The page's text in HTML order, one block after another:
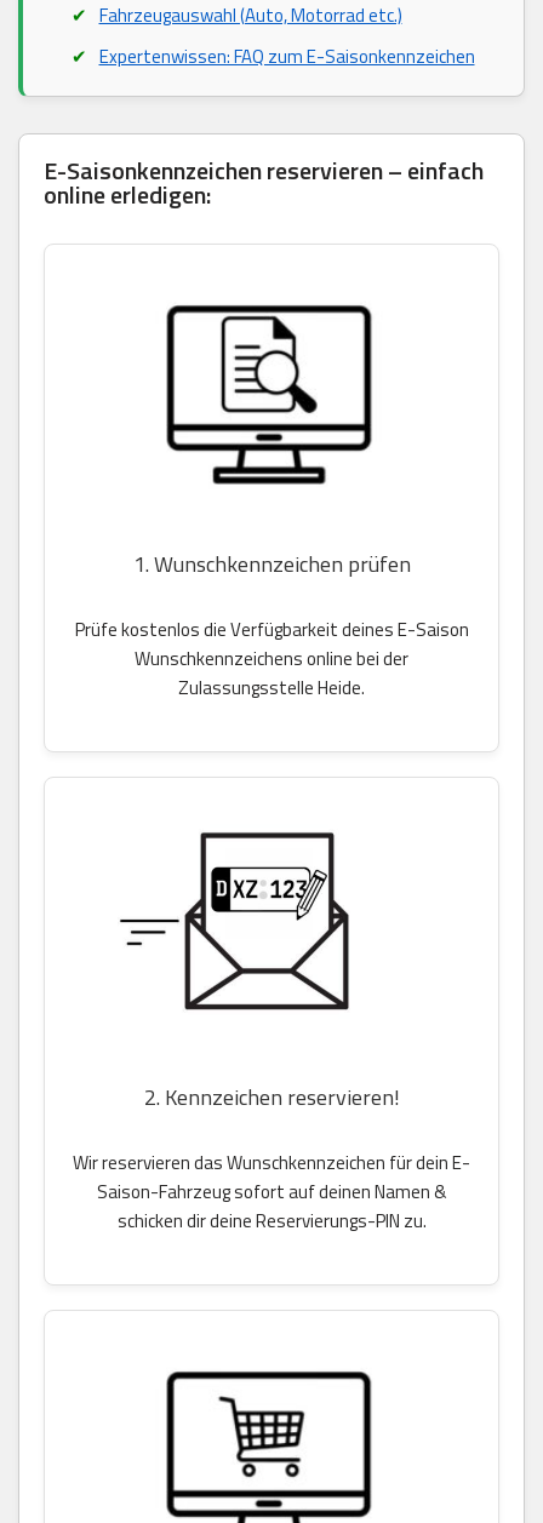
Fahrzeugauswahl (Auto, Motorrad etc.)
Expertenwissen: FAQ zum E-Saisonkennzeichen
E-Saisonkennzeichen reservieren – einfach
online erledigen:
1. Wunschkennzeichen prüfen
Prüfe kostenlos die Verfügbarkeit deines E-Saison
Wunschkennzeichens online bei der
Zulassungsstelle Heide.
2. Kennzeichen reservieren!
Wir reservieren das Wunschkennzeichen für dein E-
Saison-Fahrzeug sofort auf deinen Namen &
schicken dir deine Reservierungs-PIN zu.